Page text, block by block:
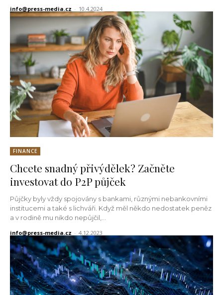
info@press-media.cz - 10.4.2024
FINANCE
Chcete snadný přivýdělek? Začněte
investovat do P2P půjček
Půjčky byly vždy spojovány s bankami, různými nebankovními
institucemi a také s lichváři. Když měl někdo nedostatek peněz
a v rodině mu nikdo nepůjčil,...
info@press-media.cz - 4.12.2023